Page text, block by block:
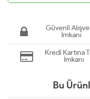
Güvenli
İmkanı
Kredi Kartına
İmkanı
Bu